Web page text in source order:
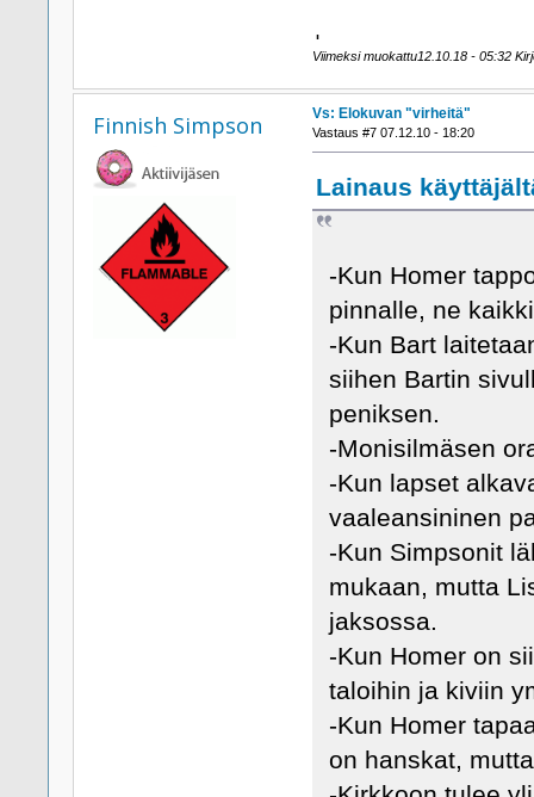
Viimeksi muokattu12.10.18 - 05:32
Finnish Simpson Vs: Elokuvan "virheitä"
Vastaus #7 07.12.10 - 18:20
Lainaus
-Kun Homer
pinnalle, ne
-Kun Bart
siihen Bartin
peniksen.
-Monisilmäsen
-Kun lapset
vaaleansininen
-Kun Simpsonit
mukaan, mutta
jaksossa.
-Kun Homer on
taloihin ja kiviin
-Kun Homer
on hanskat,